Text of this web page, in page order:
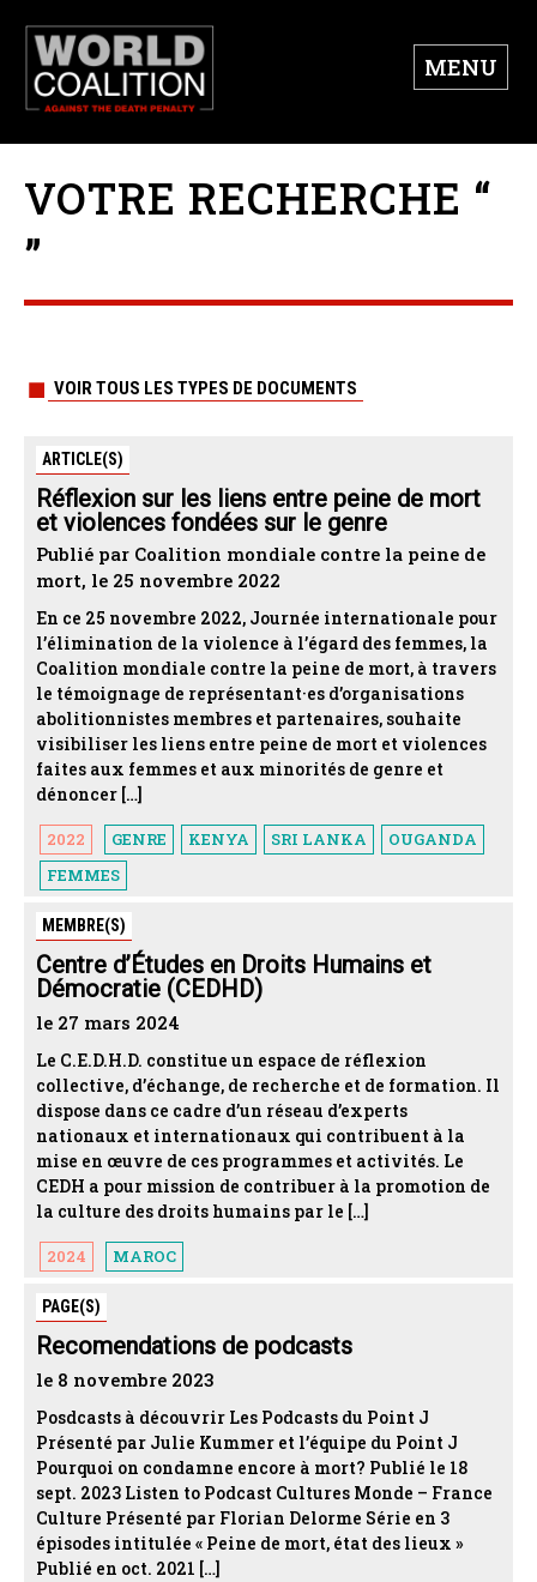
MENU
VOTRE RECHERCHE “
”
VOIR TOUS LES TYPES DE DOCUMENTS
ARTICLE(S)
Réflexion sur les liens entre peine de mort
et violences fondées sur le genre
Publié par Coalition mondiale contre la peine de
mort, le 25 novembre 2022
En ce 25 novembre 2022, Journée internationale pour
l’élimination de la violence à l’égard des femmes, la
Coalition mondiale contre la peine de mort, à travers
le témoignage de représentant·es d’organisations
abolitionnistes membres et partenaires, souhaite
visibiliser les liens entre peine de mort et violences
faites aux femmes et aux minorités de genre et
dénoncer […]
2022 GENRE KENYA SRI LANKA
OUGANDA
FEMMES
MEMBRE(S)
Centre d’Études en Droits Humains et
Démocratie (CEDHD)
le 27 mars 2024
Le C.E.D.H.D. constitue un espace de réflexion
collective, d’échange, de recherche et de formation. Il
dispose dans ce cadre d’un réseau d’experts
nationaux et internationaux qui contribuent à la
mise en œuvre de ces programmes et activités. Le
CEDH a pour mission de contribuer à la promotion de
la culture des droits humains par le […]
2024 MAROC
PAGE(S)
Recomendations de podcasts
le 8 novembre 2023
Posdcasts à découvrir Les Podcasts du Point J
Présenté par Julie Kummer et l’équipe du Point J
Pourquoi on condamne encore à mort? Publié le 18
sept. 2023 Listen to Podcast Cultures Monde – France
Culture Présenté par Florian Delorme Série en 3
épisodes intitulée « Peine de mort, état des lieux »
Publié en oct. 2021 […]